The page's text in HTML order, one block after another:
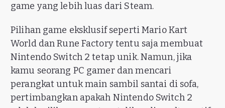
game yang lebih luas dari Steam.
Pilihan game eksklusif seperti Mario Kart
World dan Rune Factory tentu saja membuat
Nintendo Switch 2 tetap unik. Namun, jika
kamu seorang PC gamer dan mencari
perangkat untuk main sambil santai di sofa,
pertimbangkan apakah Nintendo Switch 2